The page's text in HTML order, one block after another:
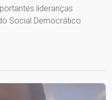
lideranças
Social Democrático